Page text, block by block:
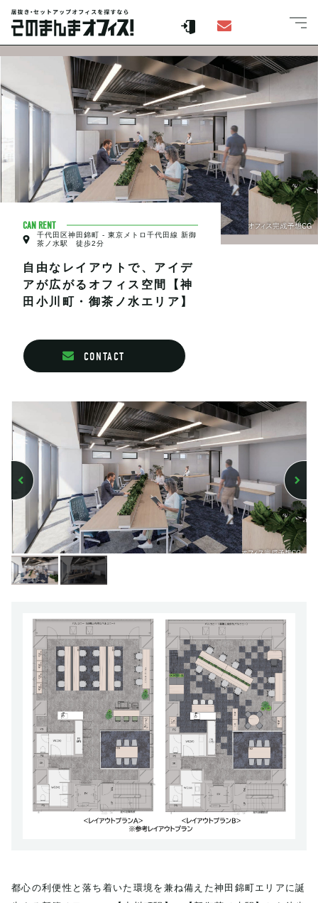
CAN RENT
千代田区神田錦町 - 東京メトロ千代田線 新御
茶ノ水駅 徒歩2分
自由なレイアウトで、アイデ
アが広がるオフィス空間【神
田小川町・御茶ノ水エリア】
CONTACT
都心の利便性と落ち着いた環境を兼ね備えた神田錦町エリアに誕